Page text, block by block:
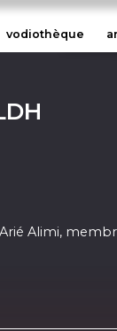
vodiothèque
Alimi,